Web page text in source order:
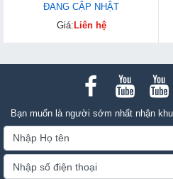
ĐANG CẬP NHẬT
Giá: Liên hệ
Bạn muốn là người sớm nhất nhận